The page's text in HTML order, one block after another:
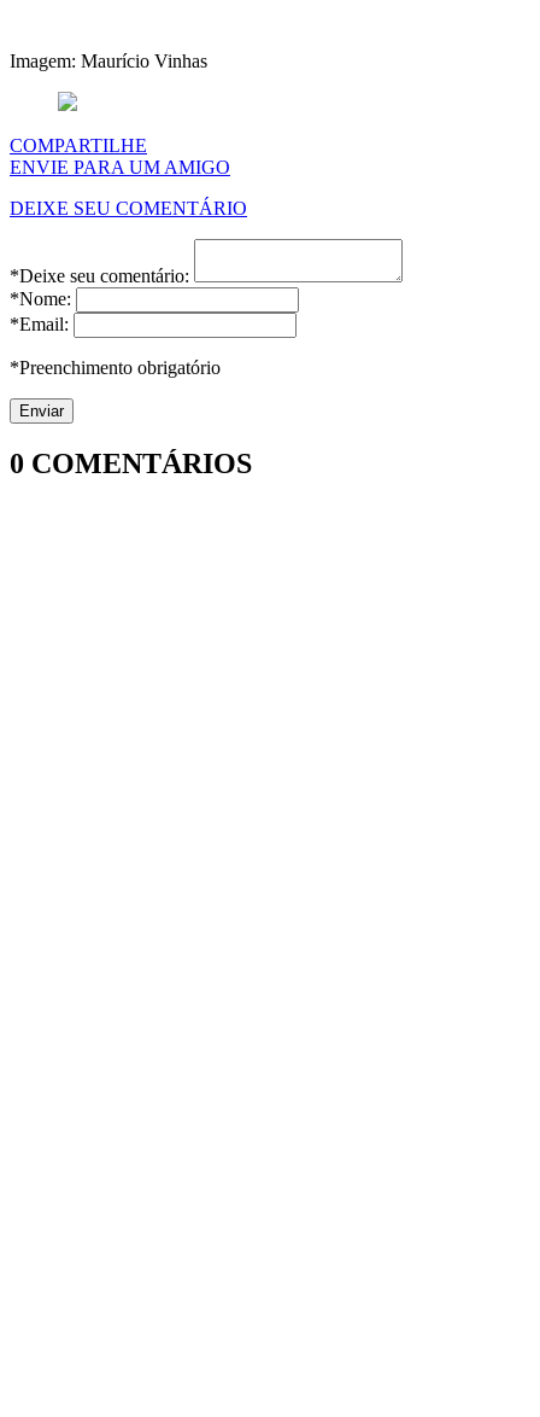
Imagem: Maurício Vinhas
COMPARTILHE
ENVIE PARA UM AMIGO
DEIXE SEU COMENTÁRIO
*Deixe seu comentário:
*Nome:
*Email:
*Preenchimento obrigatório
0 COMENTÁRIOS